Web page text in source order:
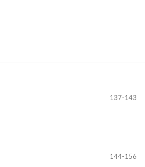
137-143
144-156